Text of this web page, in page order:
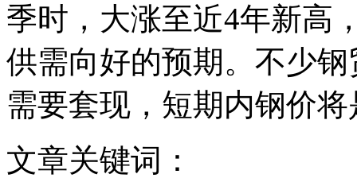
季时，大涨至近4年新高
供需向好的预期。不少
需要套现，短期内钢价
文章关键词：